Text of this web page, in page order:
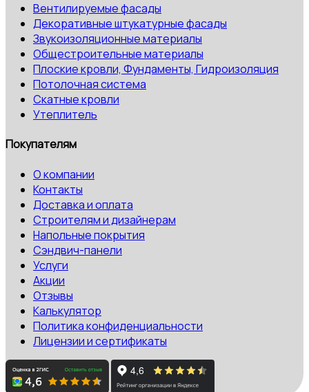
Вентилируемые фасады
Декоративные штукатурные фасады
Звукоизоляционные материалы
Общестроительные материалы
Плоские кровли, Фундаменты, Гидроизоляция
Потолочная система
Скатные кровли
Утеплитель
Покупателям
О компании
Контакты
Доставка и оплата
Строителям и дизайнерам
Напольные покрытия
Сэндвич-панели
Услуги
Акции
Отзывы
Калькулятор
Политика конфиденциальности
Лицензии и сертификаты